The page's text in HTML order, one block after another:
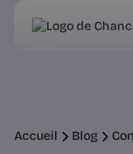
Accueil Blog